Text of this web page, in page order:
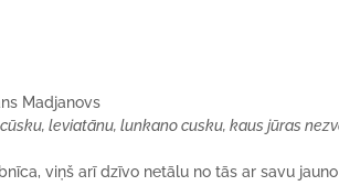
Madjanovs
leviatānu, lunkano cusku, kaus jūras
viņš arī dzīvo netālu no tās ar savu